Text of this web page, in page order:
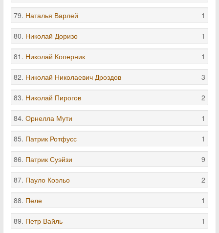
79. Наталья Варлей 1
80. Николай Доризо 1
81. Николай Коперник 1
82. Николай Николаевич Дроздов 3
83. Николай Пирогов 2
84. Орнелла Мути 1
85. Патрик Ротфусс 1
86. Патрик Суэйзи 9
87. Пауло Коэльо 2
88. Пеле 1
89. Петр Вайль 1